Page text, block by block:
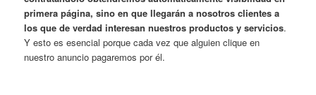
primera página, sino en que llegarán a nosotros clientes a
los que de verdad interesan nuestros productos y servicios.
Y esto es esencial porque cada vez que alguien clique en
nuestro anuncio pagaremos por él.